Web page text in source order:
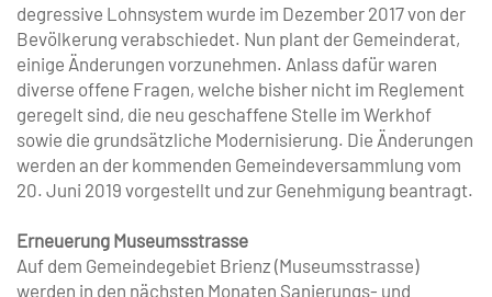
degressive Lohnsystem wurde im Dezember 2017 von der
Bevölkerung verabschiedet. Nun plant der Gemeinderat,
einige Änderungen vorzunehmen. Anlass dafür waren
diverse offene Fragen, welche bisher nicht im Reglement
geregelt sind, die neu geschaffene Stelle im Werkhof
sowie die grundsätzliche Modernisierung. Die Änderungen
werden an der kommenden Gemeindeversammlung vom
20. Juni 2019 vorgestellt und zur Genehmigung beantragt.
Erneuerung Museumsstrasse
Auf dem Gemeindegebiet Brienz (Museums­strasse)
werden in den nächsten Monaten Sanierungs- und